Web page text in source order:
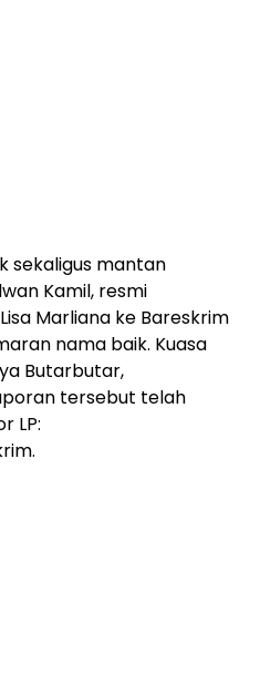
sekaligus mantan
Kamil, resmi
Marliana ke Bareskrim
nama baik. Kuasa
Butarbutar,
tersebut telah
LP: